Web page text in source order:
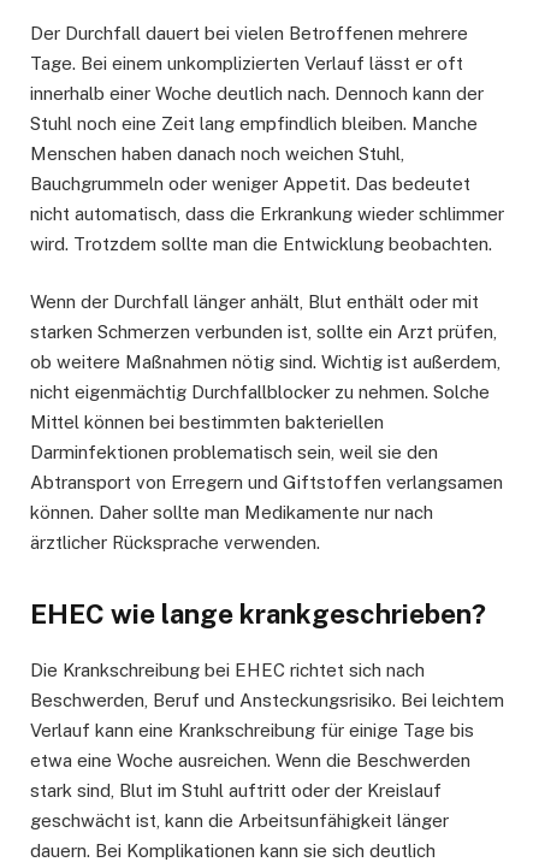
Der Durchfall dauert bei vielen Betroffenen mehrere
Tage. Bei einem unkomplizierten Verlauf lässt er oft
innerhalb einer Woche deutlich nach. Dennoch kann der
Stuhl noch eine Zeit lang empfindlich bleiben. Manche
Menschen haben danach noch weichen Stuhl,
Bauchgrummeln oder weniger Appetit. Das bedeutet
nicht automatisch, dass die Erkrankung wieder schlimmer
wird. Trotzdem sollte man die Entwicklung beobachten.
Wenn der Durchfall länger anhält, Blut enthält oder mit
starken Schmerzen verbunden ist, sollte ein Arzt prüfen,
ob weitere Maßnahmen nötig sind. Wichtig ist außerdem,
nicht eigenmächtig Durchfallblocker zu nehmen. Solche
Mittel können bei bestimmten bakteriellen
Darminfektionen problematisch sein, weil sie den
Abtransport von Erregern und Giftstoffen verlangsamen
können. Daher sollte man Medikamente nur nach
ärztlicher Rücksprache verwenden.
EHEC wie lange krankgeschrieben?
Die Krankschreibung bei EHEC richtet sich nach
Beschwerden, Beruf und Ansteckungsrisiko. Bei leichtem
Verlauf kann eine Krankschreibung für einige Tage bis
etwa eine Woche ausreichen. Wenn die Beschwerden
stark sind, Blut im Stuhl auftritt oder der Kreislauf
geschwächt ist, kann die Arbeitsunfähigkeit länger
dauern. Bei Komplikationen kann sie sich deutlich